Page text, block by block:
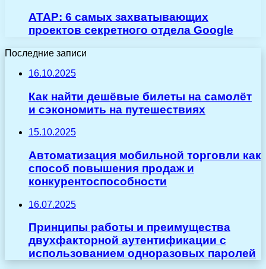
ATAP: 6 самых захватывающих
проектов секретного отдела Google
Последние записи
16.10.2025
Как найти дешёвые билеты на самолёт
и сэкономить на путешествиях
15.10.2025
Автоматизация мобильной торговли как
способ повышения продаж и
конкурентоспособности
16.07.2025
Принципы работы и преимущества
двухфакторной аутентификации с
использованием одноразовых паролей